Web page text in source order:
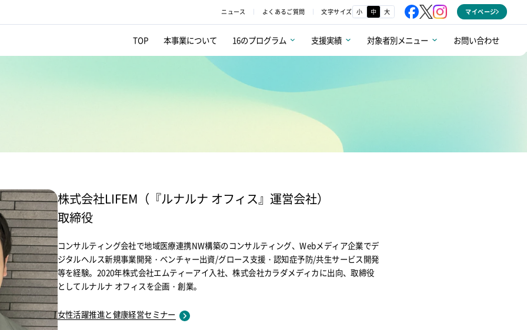
ニュース よくあるご質問 文字サイズ 小 中 大 マイページ
TOP 本事業について 16のプログラム 支援実績 対象者別メニュー お問い合わせ
株式会社LIFEM（『ルナルナ オフィス』運営会社）
取締役
コンサルティング会社で地域医療連携NW構築のコンサルティング、Webメディア企業でデ
ジタルヘルス新規事業開発・ベンチャー出資/グロース支援・認知症予防/共生サービス開発
等を経験。2020年株式会社エムティーアイ入社、株式会社カラダメディカに出向、取締役
としてルナルナ オフィスを企画・創業。
女性活躍推進と健康経営セミナー